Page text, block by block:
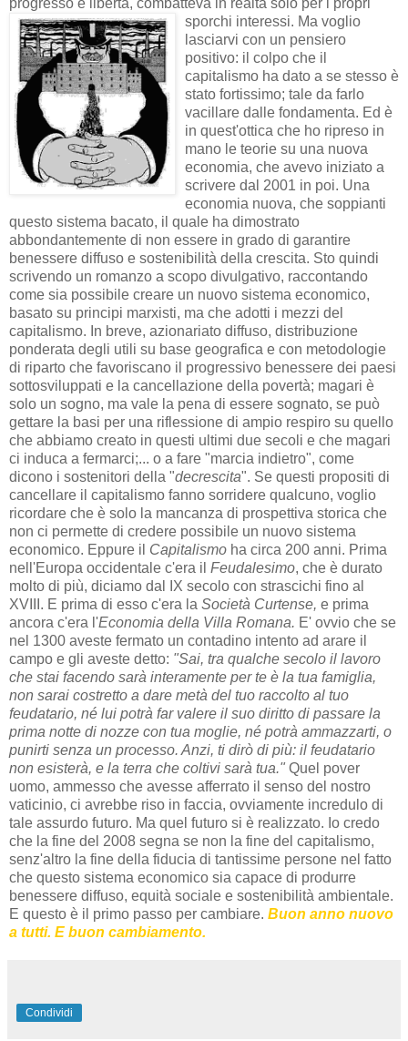
sporchi interessi. Ma voglio
lasciarvi con un pensiero
positivo: il colpo che il
capitalismo ha dato a se stesso è
stato fortissimo; tale da farlo
vacillare dalle fondamenta. Ed è
in quest'ottica che ho ripreso in
mano le teorie su una nuova
economia, che avevo iniziato a
scrivere dal 2001 in poi. Una
economia nuova, che soppianti
questo sistema bacato, il quale ha dimostrato
abbondantemente di non essere in grado di garantire
benessere diffuso e sostenibilità della crescita. Sto quindi
scrivendo un romanzo a scopo divulgativo, raccontando
come sia possibile creare un nuovo sistema economico,
basato su principi marxisti, ma che adotti i mezzi del
capitalismo. In breve, azionariato diffuso, distribuzione
ponderata degli utili su base geografica e con metodologie
di riparto che favoriscano il progressivo benessere dei paesi
sottosviluppati e la cancellazione della povertà; magari è
solo un sogno, ma vale la pena di essere sognato, se può
gettare la basi per una riflessione di ampio respiro su quello
che abbiamo creato in questi ultimi due secoli e che magari
ci induca a fermarci;... o a fare "marcia indietro", come
dicono i sostenitori della "decrescita". Se questi propositi di
cancellare il capitalismo fanno sorridere qualcuno, voglio
ricordare che è solo la mancanza di prospettiva storica che
non ci permette di credere possibile un nuovo sistema
economico. Eppure il Capitalismo ha circa 200 anni. Prima
nell'Europa occidentale c'era il Feudalesimo, che è durato
molto di più, diciamo dal IX secolo con strascichi fino al
XVIII. E prima di esso c'era la Società Curtense, e prima
ancora c'era l'Economia della Villa Romana. E' ovvio che se
nel 1300 aveste fermato un contadino intento ad arare il
campo e gli aveste detto: "Sai, tra qualche secolo il lavoro
che stai facendo sarà interamente per te è la tua famiglia,
non sarai costretto a dare metà del tuo raccolto al tuo
feudatario, né lui potrà far valere il suo diritto di passare la
prima notte di nozze con tua moglie, né potrà ammazzarti, o
punirti senza un processo. Anzi, ti dirò di più: il feudatario
non esisterà, e la terra che coltivi sarà tua." Quel pover
uomo, ammesso che avesse afferrato il senso del nostro
vaticinio, ci avrebbe riso in faccia, ovviamente incredulo di
tale assurdo futuro. Ma quel futuro si è realizzato. Io credo
che la fine del 2008 segna se non la fine del capitalismo,
senz'altro la fine della fiducia di tantissime persone nel fatto
che questo sistema economico sia capace di produrre
benessere diffuso, equità sociale e sostenibilità ambientale.
E questo è il primo passo per cambiare. Buon anno nuovo
a tutti. E buon cambiamento.
Condividi